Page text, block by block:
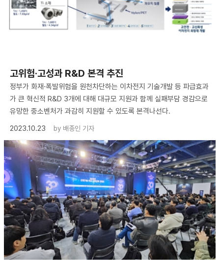
고위험·고성과 R&D 본격 추진
정부가 화재·폭발위험을 원천차단하는 이차전지 기술개발 등 파급효과
가 큰 혁신적 R&D 3개에 대해 대규모 지원과 함께 실패부담 경감으로
유망한 중소벤처가 과감히 지원할 수 있도록 본격나선다.
2023.10.23
by 배종인 기자